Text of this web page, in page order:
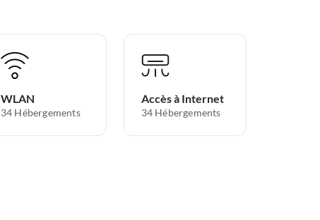
WLAN
34 Hébergements
Accès à Internet
34 Hébergements